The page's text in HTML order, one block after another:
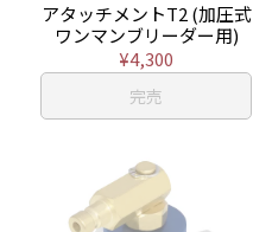
アタッチメントT2 (加圧式
ワンマンブリーダー用)
¥4,300
完売